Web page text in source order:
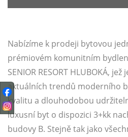
Nabízíme k prodeji bytovou
prémiovém komunitním
SENIOR RESORT HLUBOKÁ,
aktuálních trendů moderního
kvalitu a dlouhodobou
luxusní byt o dispozici 3+kk
budovy B. Stejně tak jako